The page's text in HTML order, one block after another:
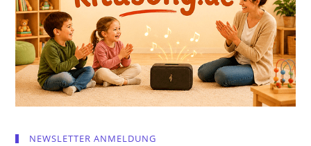
NEWSLETTER ANMELDUNG